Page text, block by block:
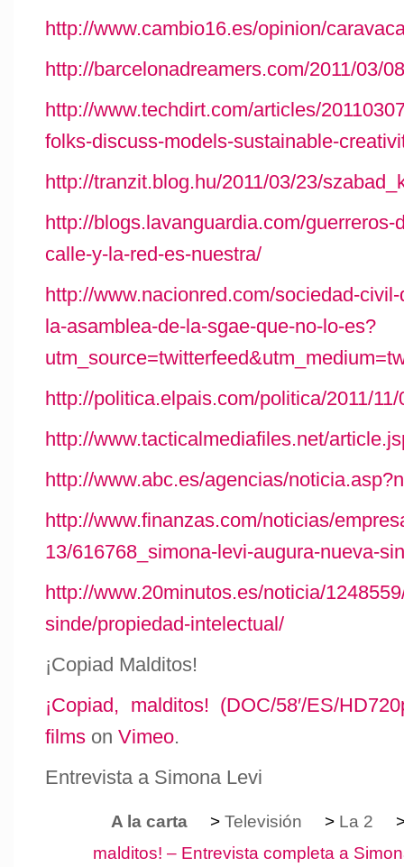
http://www.cambio16.es/opinion/
http://barcelonadreamers.com/2011/03/
http://www.techdirt.com/articles/
folks-discuss-models-sustainable-
http://tranzit.blog.hu/2011/03/23/
http://blogs.lavanguardia.com/guerreros-
calle-y-la-red-es-nuestra/
http://www.nacionred.com/sociedad-
la-asamblea-de-la-sgae-que-no-lo-es?
http://politica.elpais.com/politica/2011/
http://www.tacticalmediafiles.net/
http://www.abc.es/agencias/
http://www.finanzas.com/noticias/
13/616768_simona-levi-augura-nueva-
http://www.20minutos.es/noticia/
sinde/propiedad-intelectual/
¡Copiad Malditos!
¡Copiad, malditos! (DOC/58′/ES/
films on Vimeo.
Entrevista a Simona Levi
A la carta > Televisión > La 2
malditos! – Entrevista completa a